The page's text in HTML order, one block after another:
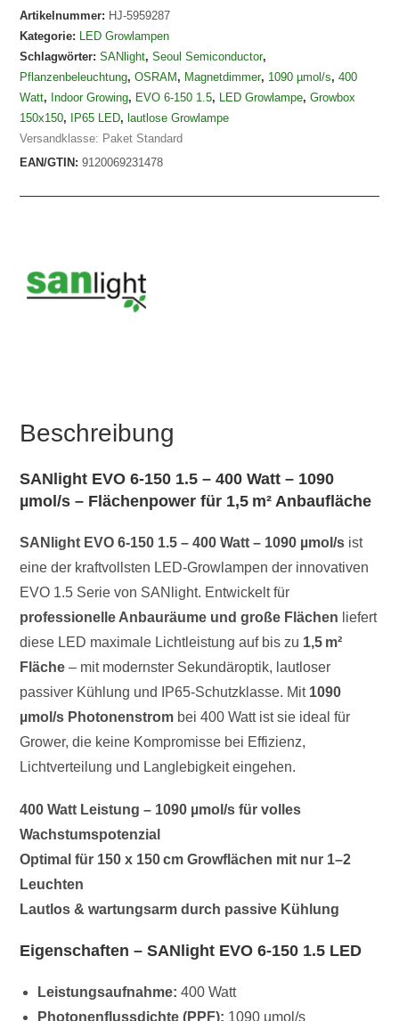
Artikelnummer: HJ-5959287
Kategorie: LED Growlampen
Schlagwörter:SANlight,Seoul Semiconductor,
Pflanzenbeleuchtung,OSRAM, Magnetdimmer, 1090 µmol/s,400
Watt, Indoor Growing, EVO 6-150 1.5, LED Growlampe,Growbox
150x150, IP65 LED,lautlose Growlampe
Versandklasse: Paket Standard
EAN/GTIN:9120069231478
Beschreibung
SANlight EVO 6-150 1.5 – 400 Watt – 1090
µmol/s – Flächenpower für 1,5 m² Anbaufläche
SANlight EVO 6-150 1.5 – 400 Watt – 1090 µmol/s ist
eine der kraftvollsten LED-Growlampen der innovativen
EVO 1.5 Serie von SANlight. Entwickelt für
professionelle Anbauräume und große Flächen liefert
diese LED maximale Lichtleistung auf bis zu 1,5 m²
Fläche – mit modernster Sekundäroptik, lautloser
passiver Kühlung und IP65-Schutzklasse. Mit 1090
µmol/s Photonenstrom bei 400 Watt ist sie ideal für
Grower, die keine Kompromisse bei Effizienz,
Lichtverteilung und Langlebigkeit eingehen.
400 Watt Leistung – 1090 µmol/s für volles
Wachstumspotenzial
Optimal für 150 x 150 cm Growflächen mit nur 1–2
Leuchten
Lautlos & wartungsarm durch passive Kühlung
Eigenschaften – SANlight EVO 6-150 1.5 LED
Leistungsaufnahme: 400 Watt
Photonenflussdichte (PPF): 1090 µmol/s